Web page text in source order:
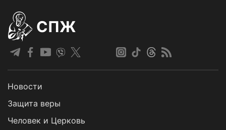
СПЖ
Новости
Защита веры
Человек и Церковь